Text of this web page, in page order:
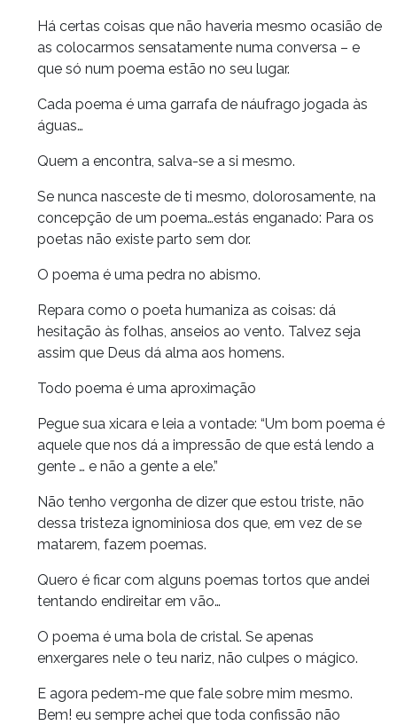
Há certas coisas que não haveria mesmo ocasião de
as colocarmos sensatamente numa conversa – e
que só num poema estão no seu lugar.
Cada poema é uma garrafa de náufrago jogada às
águas…
Quem a encontra, salva-se a si mesmo.
Se nunca nasceste de ti mesmo, dolorosamente, na
concepção de um poema…estás enganado: Para os
poetas não existe parto sem dor.
O poema é uma pedra no abismo.
Repara como o poeta humaniza as coisas: dá
hesitação às folhas, anseios ao vento. Talvez seja
assim que Deus dá alma aos homens.
Todo poema é uma aproximação
Pegue sua xicara e leia a vontade: “Um bom poema é
aquele que nos dá a impressão de que está lendo a
gente … e não a gente a ele.”
Não tenho vergonha de dizer que estou triste, não
dessa tristeza ignominiosa dos que, em vez de se
matarem, fazem poemas.
Quero é ficar com alguns poemas tortos que andei
tentando endireitar em vão…
O poema é uma bola de cristal. Se apenas
enxergares nele o teu nariz, não culpes o mágico.
E agora pedem-me que fale sobre mim mesmo.
Bem! eu sempre achei que toda confissão não